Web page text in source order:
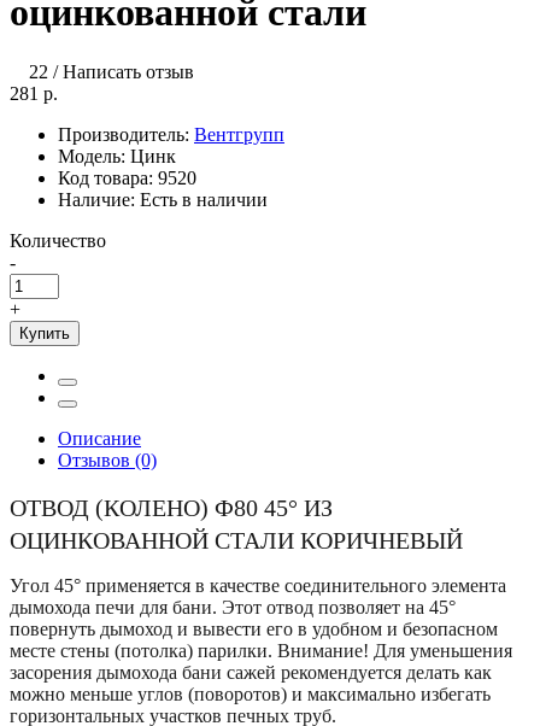
оцинкованной стали
22 /Написать отзыв
281 р.
Производитель: Вентгрупп
Модель: Цинк
Код товара: 9520
Наличие: Есть в наличии
Количество
-
+
Купить
Описание
Отзывов (0)
ОТВОД (КОЛЕНО) Ф80 45° ИЗ
ОЦИНКОВАННОЙ СТАЛИ КОРИЧНЕВЫЙ
Угол 45° применяется в качестве соединительного элемента
дымохода печи для бани. Этот отвод позволяет на 45°
повернуть дымоход и вывести его в удобном и безопасном
месте стены (потолка) парилки. Внимание! Для уменьшения
засорения дымохода бани сажей рекомендуется делать как
можно меньше углов (поворотов) и максимально избегать
горизонтальных участков печных труб.